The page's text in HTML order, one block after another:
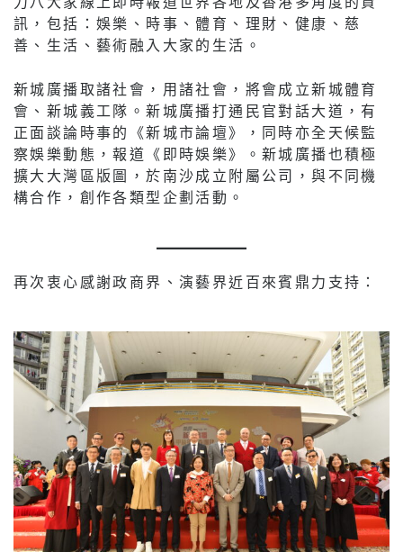
訊，包括：娛樂、時事、體育、理財、健康、慈
善、生活、藝術融入大家的生活。
新城廣播取諸社會，用諸社會，將會成立新城體育
會、新城義工隊。新城廣播打通民官對話大道，有
正面談論時事的《新城市論壇》，同時亦全天候監
察娛樂動態，報道《即時娛樂》。新城廣播也積極
擴大大灣區版圖，於南沙成立附屬公司，與不同機
構合作，創作各類型企劃活動。
再次衷心感謝政商界、演藝界近百來賓鼎力支持：